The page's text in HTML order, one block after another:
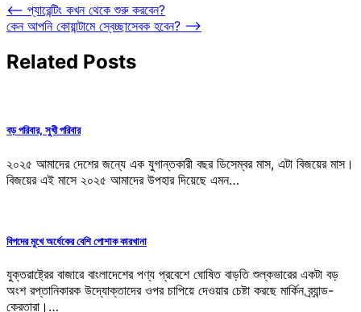
Post
navigation
⟵ প্যারেন্টিং কখন থেকে শুরু করবেন?
কেন আপনি কোয়ান্টামে স্বেচ্ছাসেবক হবেন? ⟶
Related Posts
বড় পরিবার, সুখী পরিবার
২০২৫ আমাদের দেশের জন্যে এক যুগান্তকারী বছর ডিসেম্বর মাস, এটা বিজয়ের মাস।
বিজয়ের এই মাসে ২০২৫ আমাদের উপহার দিয়েছে এমন…
বিপদের মুখে অর্ধেকের বেশি পোশাক কারখানা
যুক্তরাষ্ট্রের বাজারে বাংলাদেশের পণ্য প্রবেশে ঘোষিত বাড়তি শুল্কভারের একটা বড়
অংশ রপ্তানিকারক উদ্যোক্তাদের ওপর চাপিয়ে দেওয়ার চেষ্টা করছে মার্কিন ব্র্যান্ড-
ক্রেতারা।…